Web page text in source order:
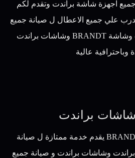
اجهزة شاشة براندت وتقدم لكم
علي جميع الاعطال ل صيانة جميع
اعطال شاشات براندت وشاشة BRANDT وشاشات براندت
وباحترافية عالية
شاشات براندت
مركز صيانة شاشات BRANDT يقدم خدمة ممتازة ل صيانة
وشاشات براندت و صيانة جميع